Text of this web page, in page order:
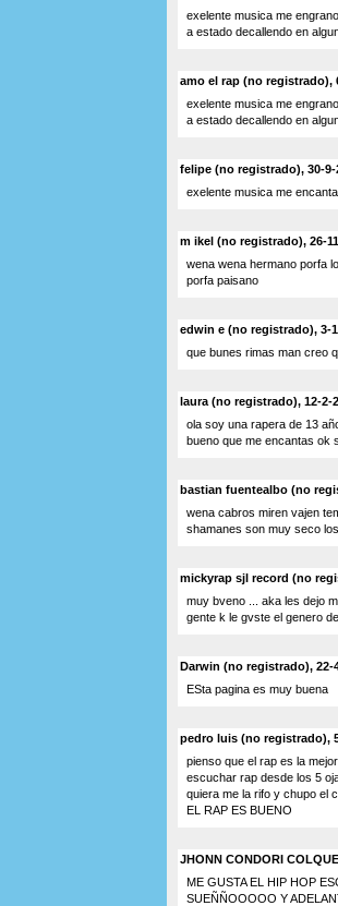
exelente musica me
a estado decallendo en
amo el rap (no registrado),
exelente musica me
a estado decallendo en
felipe (no registrado), 30-9-
exelente musica me encanta
m ikel (no registrado), 26-
wena wena hermano porfa
porfa paisano
edwin e (no registrado), 3-
que bunes rimas man creo
laura (no registrado), 12-2-
ola soy una rapera de 13
bueno que me encantas ok
bastian fuentealbo (no
wena cabros miren vajen
shamanes son muy seco
mickyrap sjl record (no
muy bveno ... aka les dejo
gente k le gvste el genero
Darwin (no registrado), 22-
ESta pagina es muy buena
pedro luis (no registrado),
pienso que el rap es la
escuchar rap desde los 5
quiera me la rifo y chupo el
EL RAP ES BUENO
JHONN CONDORI
ME GUSTA EL HIP HOP
SUEÑÑOOOOO Y